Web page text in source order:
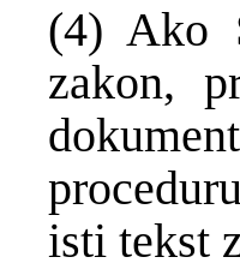
(4) Ako
zakon,
isti tekst